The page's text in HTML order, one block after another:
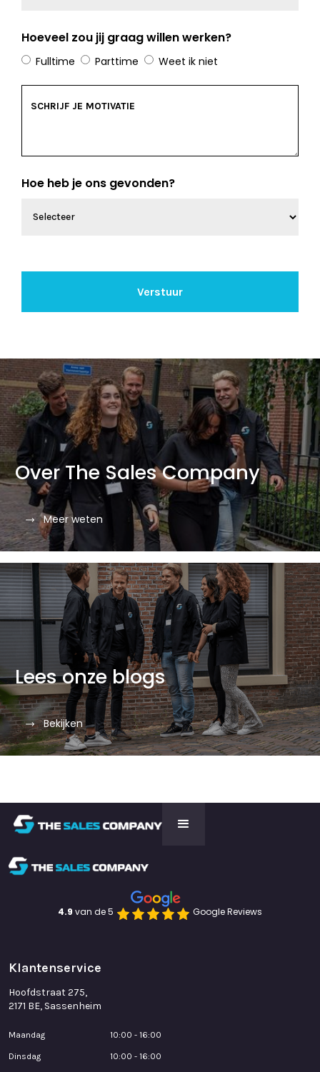
Hoeveel zou jij graag willen werken?
Fulltime Parttime Weet ik niet
Hoe heb je ons gevonden?
Over The Sales Company
Meer weten
Lees onze blogs
Bekijken
4.9 van de 5 Google Reviews
Klantenservice
Hoofdstraat 275,
2171 BE, Sassenheim
Maandag 10:00 - 16:00
Dinsdag 10:00 - 16:00